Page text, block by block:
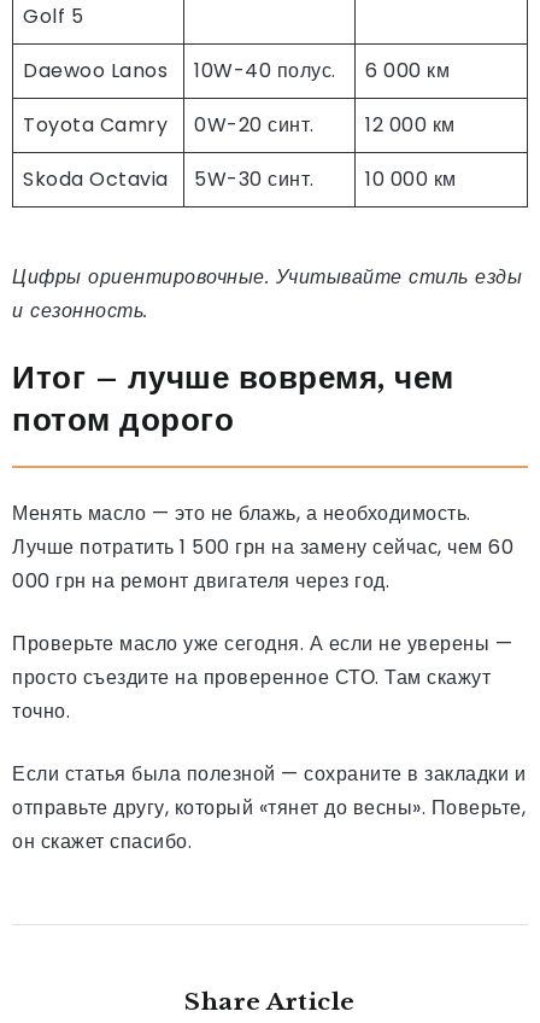
Golf 5
Daewoo Lanos 10W-40 полус.
6 000 км
Toyota Camry
0W-20 синт.
12 000 км
Skoda Octavia
5W-30 синт. 10 000 км
Цифры ориентировочные. Учитывайте стиль езды
и сезонность.
Итог – лучше вовремя, чем
потом дорого
Менять масло — это не блажь, а необходимость.
Лучше потратить 1 500 грн на замену сейчас, чем 60
000 грн на ремонт двигателя через год.
Проверьте масло уже сегодня. А если не уверены —
просто съездите на проверенное СТО. Там скажут
точно.
Если статья была полезной — сохраните в закладки и
отправьте другу, который «тянет до весны». Поверьте,
он скажет спасибо.
Share Article